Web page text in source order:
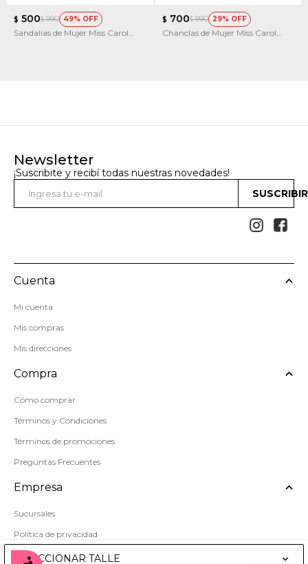
Accesibilidad
SELECCIONAR TALLE
$ 500$ 990 49
Sandalias de Mujer Miss Carol
$ 700$ 990 29
Chanclas de Mujer Miss Carol
Newsletter
¡Suscribite y recibí todas nuestras novedades!
 
Cuenta
Mi cuenta
Mis compras
Mis direcciones
Compra
Cómo comprar
Términos y Condiciones
Términos de promociones
Preguntas Frecuentes
Empresa
Sucursales
Política de privacidad
Mapa del sitio